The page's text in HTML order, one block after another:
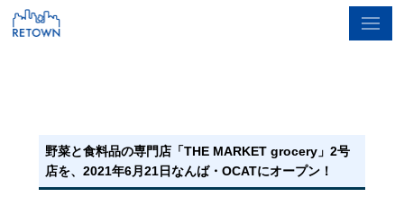
野菜と食料品の専門店「THE MARKET grocery」2号
店を、2021年6月21日なんば・OCATにオープン！